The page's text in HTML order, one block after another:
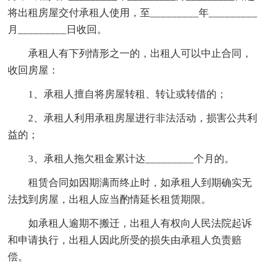
将出租房屋交付承租人使用，至_________年_________
月_________日收回。
承租人有下列情形之一的，出租人可以中止合同，
收回房屋：
1、承租人擅自将房屋转租、转让或转借的；
2、承租人利用承租房屋进行非法活动，损害公共利
益的；
3、承租人拖欠租金累计达_________个月的。
租赁合同如因期满而终止时，如承租人到期确实无
法找到房屋，出租人应当酌情延长租赁期限。
如承租人逾期不搬迁，出租人有权向人民法院起诉
和申请执行，出租人因此所受的损失由承租人负责赔
偿。